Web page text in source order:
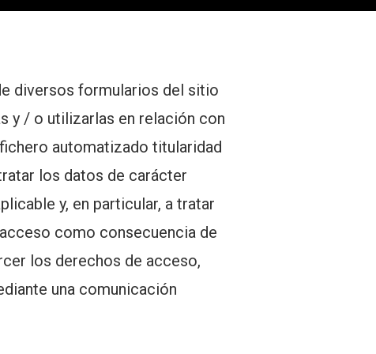
diversos formularios del sitio
y / o utilizarlas en relación con
automatizado titularidad
los datos de carácter
y, en particular, a tratar
como consecuencia de
los derechos de acceso,
una comunicación